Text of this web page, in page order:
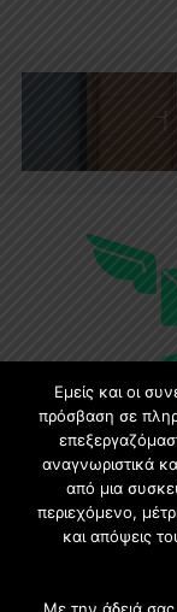
Εγγραφή στο
Γίνετε μέλος της
για αρχιτέκτονες,
Εμείς και οι
πρόσβαση σε
αναγνωριστικά
από μια
περιεχόμενο,
και απόψεις